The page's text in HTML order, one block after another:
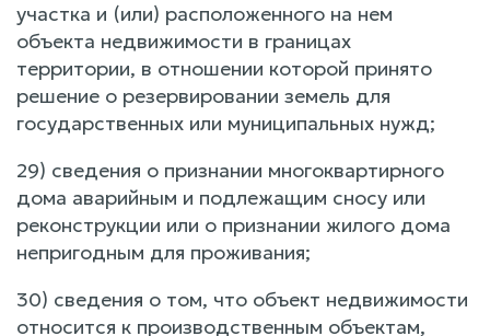
участка и (или) расположенного на нем
объекта недвижимости в границах
территории, в отношении которой принято
решение о резервировании земель для
государственных или муниципальных нужд;
29) сведения о признании многоквартирного
дома аварийным и подлежащим сносу или
реконструкции или о признании жилого дома
непригодным для проживания;
30) сведения о том, что объект недвижимости
относится к производственным объектам,